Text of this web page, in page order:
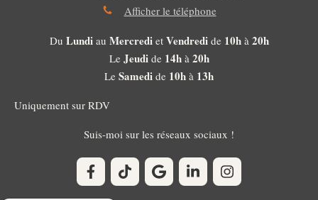
Afficher le téléphone
Du Lundiau Mercrediet Vendredide 10hà 20h
Le Jeudide 14hà 20h
Le Samedi de 10h à 13h
Uniquement sur RDV
Suis-moi sur les réseaux sociaux !